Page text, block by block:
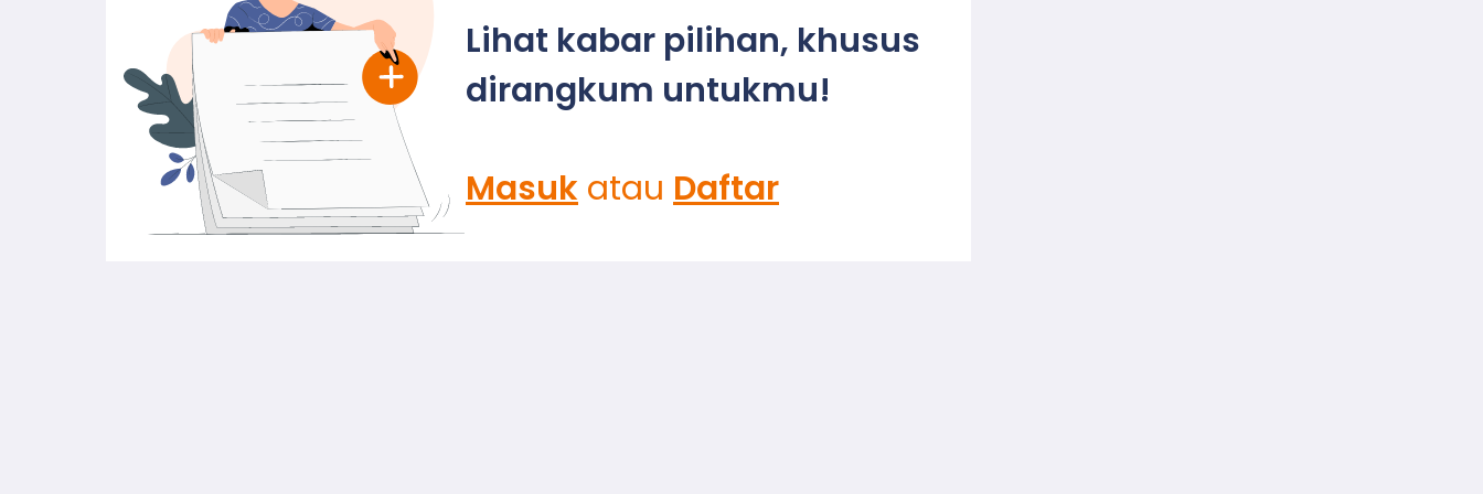
Lihat kabar pilihan, khusus
dirangkum untukmu!
Masuk atau Daftar